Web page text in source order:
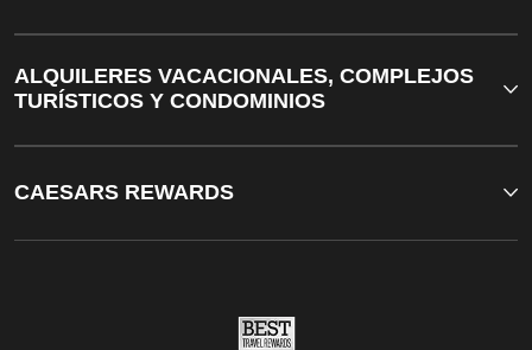
ALQUILERES VACACIONALES, COMPLEJOS
TURÍSTICOS Y CONDOMINIOS
CAESARS REWARDS